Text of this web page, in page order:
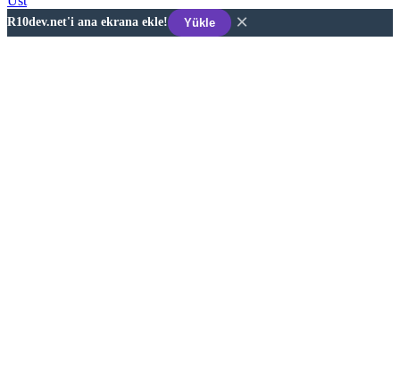
R10dev.net'i ana ekrana ekle! Yükle ×